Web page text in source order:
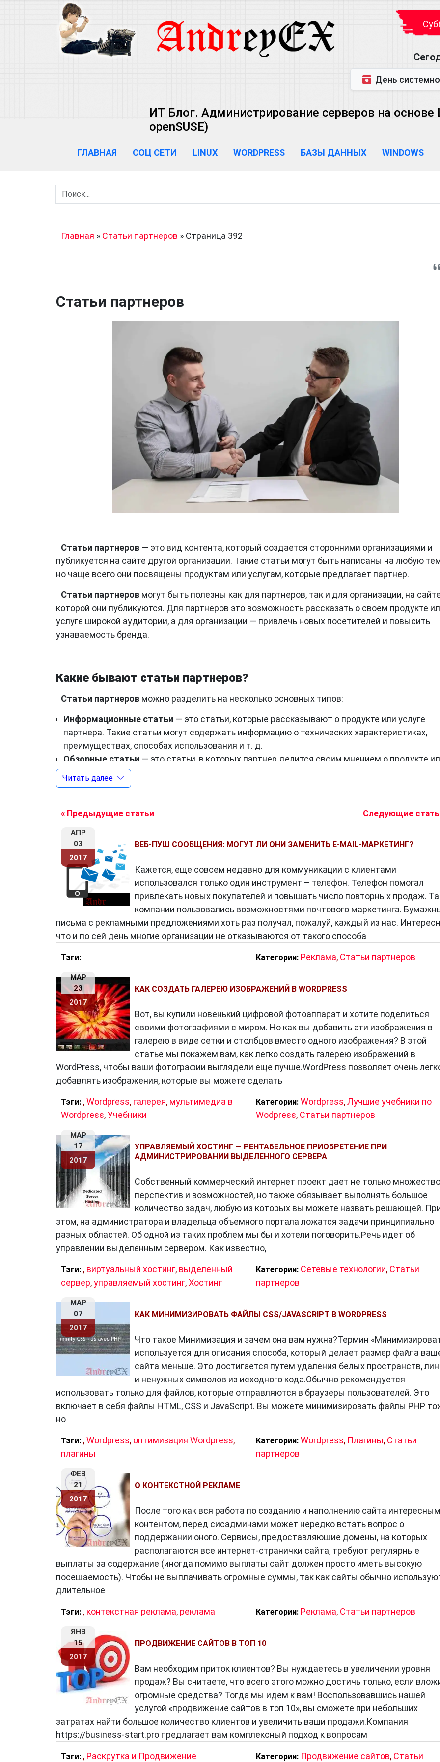
День системного
ИТ Блог. Администрирование серверов на основе
openSUSE)
ГЛАВНАЯ СОЦ СЕТИ LINUX WORDPRESS БАЗЫ ДАННЫХ WINDOWS
Главная » Статьи партнеров » Страница 392
Статьи партнеров
Статьи партнеров — это вид контента, который создается сторонними организациями и
публикуется на сайте другой организации. Такие статьи могут быть написаны на любую
но чаще всего они посвящены продуктам или услугам, которые предлагает партнер.
Статьи партнеров могут быть полезны как для партнеров, так и для организации, на
которой они публикуются. Для партнеров это возможность рассказать о своем продукте
услуге широкой аудитории, а для организации — привлечь новых посетителей и повысить
узнаваемость бренда.
Какие бывают статьи партнеров?
Статьи партнеров можно разделить на несколько основных типов:
Информационные статьи — это статьи, которые рассказывают о продукте или услуге
партнера. Такие статьи могут содержать информацию о технических характеристиках,
преимуществах, способах использования и т. д.
Обзорные статьи — это статьи, в которых партнер делится своим мнением о продукте
услуге. Такие статьи могут быть написаны в формате рецензии, обзора или личного
Сравнительные статьи
хотят выбрать подходящий продукт или услугу.
или услугой партнера. Такие статьи могут быть полезны для посетителей, которые хотят
начать использовать продукт или услугу.
Конкурсные статьи
статьи могут быть полезны для привлечения новых посетителей и повышения
вовлеченности аудитории.
Как написать статью партнера?
аудитории.
Собрать информацию. Для написания статьи необходимо собрать информацию о
или услуге партнера. Эту информацию можно получить у партнера, из его рекламных
материалов или из открытых источников.
Написать статью
. Статья должна быть написана в соответствии с правилами русского
языка и стилистикой сайта, на котором она будет опубликована.
Отправить статью партнеру
. После того, как статья будет написана, необходимо
ее партнеру для согласования.
Как использовать статьи партнеров?
Статьи партнеров
Публиковать статьи партнеров на главной странице сайта или в разделах, посвященных
тематике статей.
Рассылать статьи партнеров по электронной почте подписчикам.
Публиковать статьи партнеров в социальных сетях.
Используйте статьи партнеров в рекламных кампаниях.
Преимущества использования статей партнеров
Позволяют привлечь новую аудиторию.
Повышают доверие к бренду.
Помогаю улучшить SEO сайта.
Заключение
Статьи партнеров
— это эффективный способ привлечь новую аудиторию, повысить
узнаваемость бренда и улучшить SEO сайта. Если вы хотите использовать статьи
для продвижения своего бизнеса, обязательно ознакомьтесь с правилами их написания и
Читать далее
« Предыдущие статьи Следующие
АПР
03
2017
ВЕБ-ПУШ СООБЩЕНИЯ: МОГУТ ЛИ ОНИ ЗАМЕНИТЬ E-MAIL-МАРКЕТИНГ?
Кажется, еще совсем недавно для коммуникации с клиентами
использовался только один инструмент – телефон. Телефон помогал
привлекать новых покупателей и повышать число повторных продаж.
компании пользовались возможностями почтового маркетинга.
письма с рекламными предложениями хоть раз получал, пожалуй, каждый из нас.
что и по сей день многие организации не отказываются от такого способа
Тэги: Категории: Реклама, Статьи партнеров
МАР
23
2017
КАК СОЗДАТЬ ГАЛЕРЕЮ ИЗОБРАЖЕНИЙ В WORDPRESS
Вот, вы купили новенький цифровой фотоаппарат и хотите поделиться
своими фотографиями с миром. Но как вы добавить эти изображения в
галерею в виде сетки и столбцов вместо одного изображения? В этой
статье мы покажем вам, как легко создать галерею изображений в
WordPress, чтобы ваши фотографии выглядели еще лучше.WordPress позволяет очень
добавлять изображения, которые вы можете сделать
Тэги: ,Wordpress, галерея, мультимедиа в
Wordpress,Учебники
Категории: Wordpress,Лучшие учебники по
Wodpress, Статьи партнеров
МАР
17
2017
УПРАВЛЯЕМЫЙ ХОСТИНГ — РЕНТАБЕЛЬНОЕ ПРИОБРЕТЕНИЕ ПРИ
АДМИНИСТРИРОВАНИИ ВЫДЕЛЕННОГО СЕРВЕРА
Собственный коммерческий интернет проект дает не только множество
перспектив и возможностей, но также обязывает выполнять большое
количество задач, любую из которых вы можете назвать решающей.
этом, на администратора и владельца объемного портала ложатся задачи принципиально
разных областей. Об одной из таких проблем мы бы и хотели поговорить.Речь идет об
управлении выделенным сервером. Как известно,
Тэги: , виртуальный хостинг, выделенный
сервер,управляемый хостинг,Хостинг
Категории: Сетевые технологии, Статьи
партнеров
МАР
07
2017
КАК МИНИМИЗИРОВАТЬ ФАЙЛЫ CSS/JAVASCRIPT В WORDPRESS
Что такое Минимизация и зачем она вам нужна?Термин
используется для описания способа, который делает размер файла
сайта меньше. Это достигается путем удаления белых пространств,
и ненужных символов из исходного кода.Обычно рекомендуется
использовать только для файлов, которые отправляются в браузеры пользователей. Это
включает в себя файлы HTML, CSS и JavaScript. Вы можете минимизировать файлы PHP
но
Тэги: ,Wordpress, оптимизация Wordpress,
плагины
Категории: Wordpress, Плагины, Статьи
партнеров
ФЕВ
21
2017
О КОНТЕКСТНОЙ РЕКЛАМЕ
После того как вся работа по созданию и наполнению сайта интересным
контентом, перед сисадминами может нередко встать вопрос о
поддержании оного. Сервисы, предоставляющие домены, на которых
располагаются все интернет-странички сайта, требуют регулярные
выплаты за содержание (иногда помимо выплаты сайт должен просто иметь высокую
посещаемость). Чтобы не выплачивать огромные суммы, так как сайты обычно
длительное
Тэги: , контекстная реклама, реклама Категории: Реклама, Статьи партнеров
ЯНВ
15
2017
ПРОДВИЖЕНИЕ САЙТОВ В ТОП 10
Вам необходим приток клиентов? Вы нуждаетесь в увеличении уровня
продаж? Вы считаете, что всего этого можно достичь только, если
огромные средства? Тогда мы идем к вам! Воспользовавшись нашей
услугой «продвижение сайтов в топ 10», вы сможете при небольших
затратах найти большое количество клиентов и увеличить ваши продажи.Компания
https://business-start.pro предлагает вам комплексный подход к вопросам
Тэги: , Раскрутка и Продвижение Категории: Продвижение сайтов, Статьи